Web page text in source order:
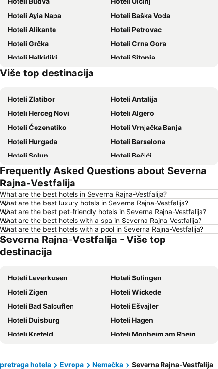
Hoteli Ayia Napa
Hoteli Baška Voda
Hoteli Alikante
Hoteli Petrovac
Hoteli Grčka
Hoteli Crna Gora
Hoteli Halkidiki
Hoteli Sitonia
Hoteli Krit
Više top destinacija
Hoteli Zlatibor
Hoteli Antalija
Hoteli Herceg Novi
Hoteli Algero
Hoteli Ćezenatiko
Hoteli Vrnjačka Banja
Hoteli Hurgada
Hoteli Barselona
Hoteli Solun
Hoteli Bečići
Hoteli Hanija
Hoteli Tivat
Hoteli Nica
Hoteli Rim
Hoteli Nei Pori
Hoteli Pefkohori
Hoteli Rimini
Hoteli Milano
Hoteli Hrvatsko primorje
Hoteli Majorka
Hoteli Kipar
Hoteli Sardinija
Hoteli Srbija
Hoteli Malta
Hoteli Lefkada
Hoteli Ostrvo Zakintos
Hoteli Hrvatska Istra
Hoteli Antalijska provincija
Hoteli Egipat
Hoteli Tunis
Frequently Asked Questions about Severna
Rajna-Vestfalija
What are the best hotels in Severna Rajna-Vestfalija?
What are the best luxury hotels in Severna Rajna-Vestfalija?
What are the best pet-friendly hotels in Severna Rajna-Vestfalija?
What are the best hotels with a spa in Severna Rajna-Vestfalija?
What are the best hotels with a pool in Severna Rajna-Vestfalija?
Severna Rajna-Vestfalija - Više top
destinacija
Hoteli Leverkusen
Hoteli Solingen
Hoteli Zigen
Hoteli Wickede
Hoteli Bad Salcuflen
Hoteli Ešvajler
Hoteli Duisburg
Hoteli Hagen
Hoteli Krefeld
Hoteli Monheim am Rhein
Hoteli Frechen
Hoteli Reklinghausen
pretraga hotela Evropa Nemačka Severna Rajna-Vestfalija